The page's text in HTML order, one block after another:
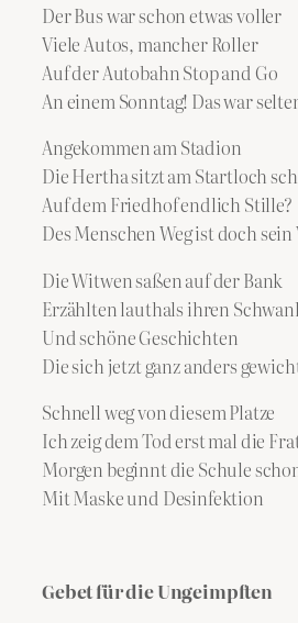
Der Bus war schon etwas voller
Viele Autos, mancher Roller
Auf der Autobahn Stop and Go
An einem Sonntag! Das war
Angekommen am Stadion
Die Hertha sitzt am Startloch
Auf dem Friedhof endlich Stille?
Des Menschen Weg ist doch
Die Witwen saßen auf der Bank
Erzählten lauthals ihren
Und schöne Geschichten
Die sich jetzt ganz anders
Schnell weg von diesem Platze
Ich zeig dem Tod erst mal die
Morgen beginnt die Schule
Mit Maske und Desinfektion
Gebet für die Ungeimpften